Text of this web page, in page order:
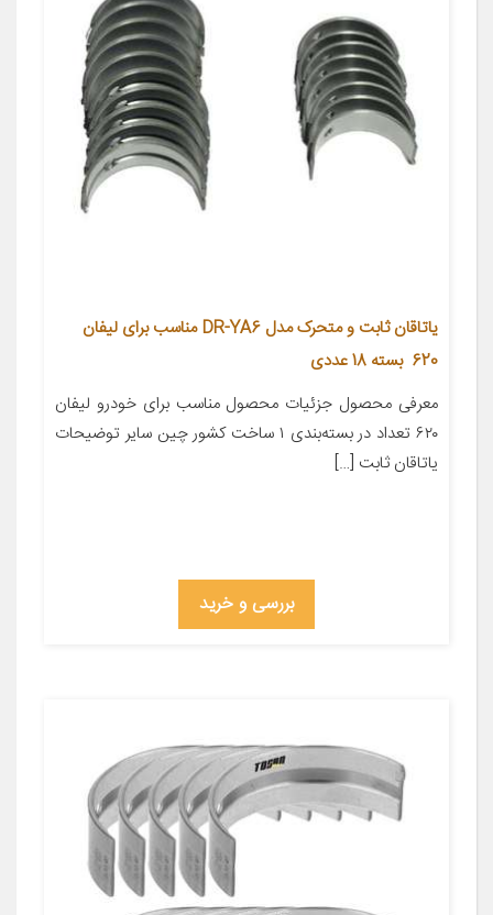
یاتاقان ثابت و متحرک مدل DR-YA6 مناسب برای لیفان
620 بسته 18 عددی
معرفی محصول جزئیات محصول مناسب برای خودرو لیفان
۶۲۰ تعداد در بسته‌بندی ۱ ساخت کشور چین سایر توضیحات
یاتاقان ثابت […]
بررسی و خرید